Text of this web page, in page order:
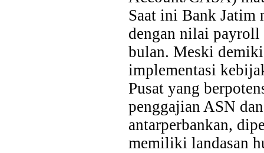
Saat ini Bank Jatim
dengan nilai
bulan. Meski
implementasi
Pusat yang
penggajian ASN
antarperbankan,
memiliki landasan